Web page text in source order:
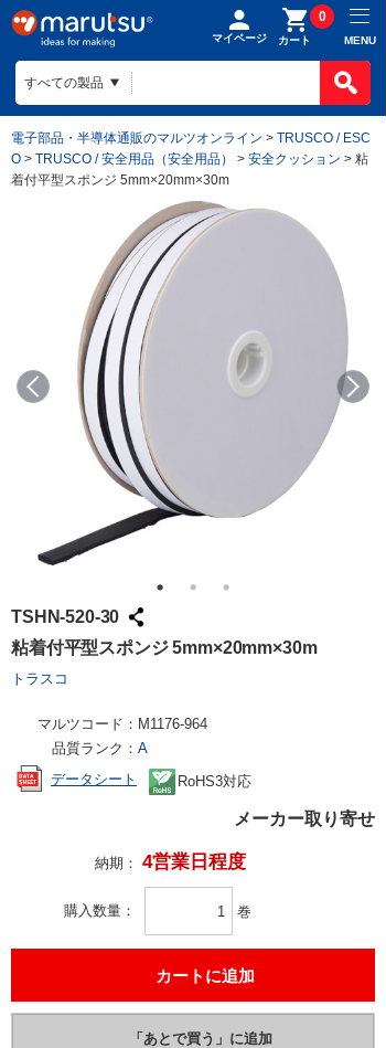
マイページ カート
0
MENU
電子部品・半導体通販のマルツオンライン > TRUSCO / ESC
O > TRUSCO / 安全用品（安全用品） > 安全クッション > 粘
着付平型スポンジ 5mm×20mm×30m
TSHN-520-30
粘着付平型スポンジ 5mm×20mm×30m
トラスコ
マルツコード： M1176-964
品質ランク： A
データシート
RoHS3対応
メーカー取り寄せ
納期： 4営業日程度
購入数量 巻